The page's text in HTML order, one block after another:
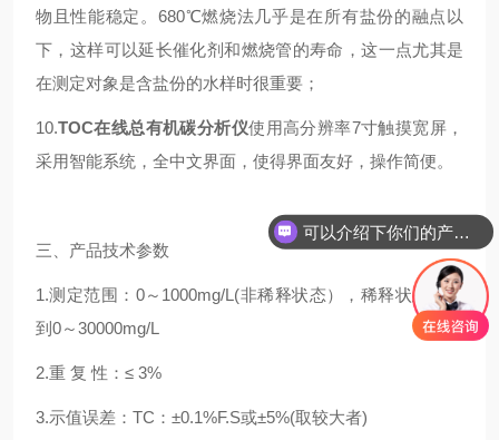
物且性能稳定。680℃燃烧法几乎是在所有盐份的融点以
下，这样可以延长催化剂和燃烧管的寿命，这一点尤其是
在测定对象是含盐份的水样时很重要；
10.TOC在线总有机碳分析仪使用高分辨率7寸触摸宽屏，
采用智能系统，全中文界面，使得界面友好，操作简便。
三、产品技术参数
1.测定范围：0～1000mg/L(非稀释状态），稀释状态可达
到0～30000mg/L
2.重 复 性：≤ 3%
3.示值误差：TC：±0.1%F.S或±5%(取较大者)
你们是怎么收费的呢